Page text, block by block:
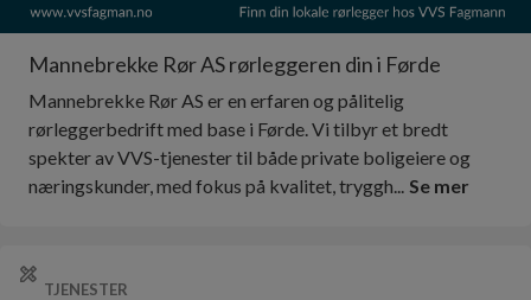
Mannebrekke Rør AS rørleggeren din i Førde
Mannebrekke Rør AS er en erfaren og pålitelig
rørleggerbedrift med base i Førde. Vi tilbyr et bredt
spekter av VVS-tjenester til både private boligeiere og
næringskunder, med fokus på kvalitet, tryggh... Se mer
TJENESTER